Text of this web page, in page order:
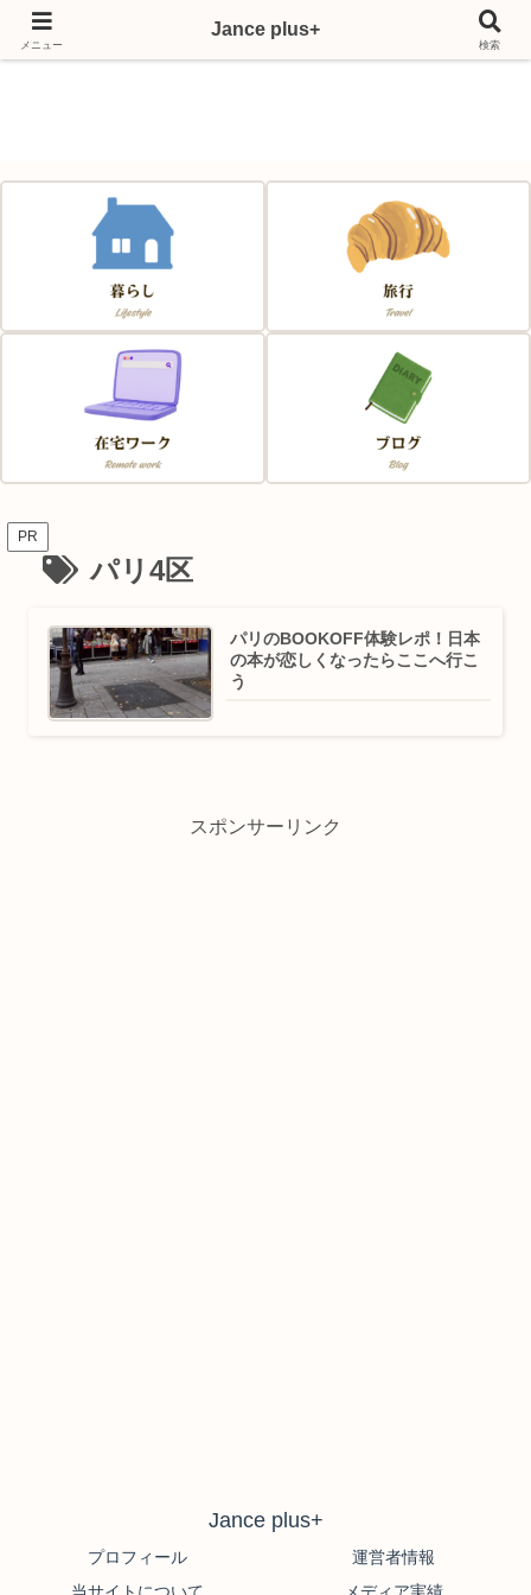
Japan & France & Chance～フランス移住応援サイト～
PR
パリ4区
パリのBOOKOFF体験レポ！日本
の本が恋しくなったらここへ行こ
う
スポンサーリンク
Jance plus+
プロフィール
運営者情報
当サイトについて
メディア実績
メニュー
Jance plus+
検索